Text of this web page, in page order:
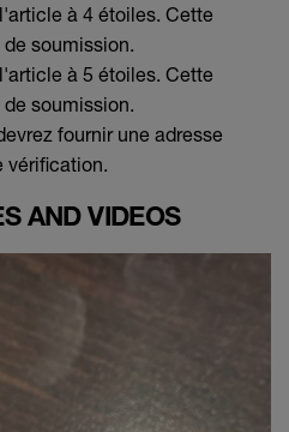
à 4 étoiles. Cette
soumission.
à 5 étoiles. Cette
soumission.
fournir une adresse
AND VIDEOS